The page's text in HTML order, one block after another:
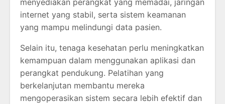
menyediakan perangkat yang memadai, jaringan
internet yang stabil, serta sistem keamanan
yang mampu melindungi data pasien.
Selain itu, tenaga kesehatan perlu meningkatkan
kemampuan dalam menggunakan aplikasi dan
perangkat pendukung. Pelatihan yang
berkelanjutan membantu mereka
mengoperasikan sistem secara lebih efektif dan